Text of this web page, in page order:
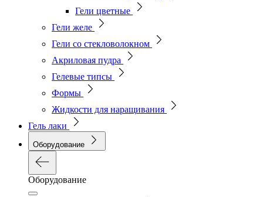
Гели цветные
Гели желе
Гели со стекловолокном
Акриловая пудра
Гелевые типсы
Формы
Жидкости для наращивания
Гель лаки
Оборудование
Оборудование